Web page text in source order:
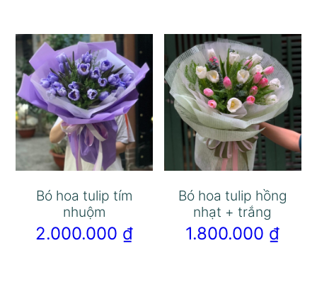
Bó hoa tulip tím
nhuộm
2.000.000 ₫
Bó hoa tulip hồng
nhạt + trắng
1.800.000 ₫